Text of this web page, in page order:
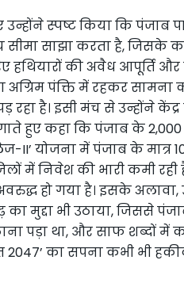
स्पष्ट किया कि पंजाब
साझा करता है, जिसके
की अवैध आपूर्ति
अग्रिम पंक्ति में रहकर
है। इसी मंच से उन्होंने केंद्र
हुए कहा कि पंजाब के
II’ योजना में पंजाब के मात्र
में निवेश की भारी कमी
हो गया है। इसके अलावा,
मुद्दा भी उठाया, जिससे
पड़ा था, और साफ शब्दों में
2047’ का सपना कभी भी